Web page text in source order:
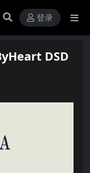
登录
DSD